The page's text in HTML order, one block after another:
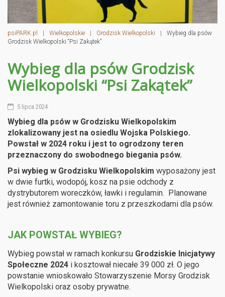
psiPARK.pl | Wielkopolskie | Grodzisk Wielkopolski |
Wybieg dla psów
Grodzisk Wielkopolski “Psi Zakątek”
Wybieg dla psów Grodzisk
Wielkopolski “Psi Zakątek”
5 lipca 2024
Wybieg dla psów w Grodzisku Wielkopolskim
zlokalizowany jest na osiedlu Wojska Polskiego.
Powstał w 2024 roku i jest to ogrodzony teren
przeznaczony do swobodnego biegania psów.
Psi wybieg w Grodzisku Wielkopolskim wyposażony jest
w dwie furtki, wodopój, kosz na psie odchody z
dystrybutorem woreczków, ławki i regulamin. Planowane
jest również zamontowanie toru z przeszkodami dla psów.
JAK POWSTAŁ WYBIEG?
Wybieg powstał w ramach konkursu Grodziskie Inicjatywy
Społeczne 2024 i kosztował niecałe 39 000 zł. O jego
powstanie wnioskowało Stowarzyszenie Morsy Grodzisk
Wielkopolski oraz osoby prywatne.